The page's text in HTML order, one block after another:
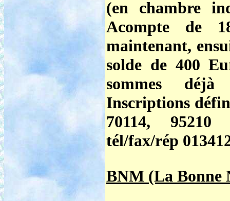
(en chambre
Acompte de
maintenant,
solde de 400
sommes
Inscriptions
70114,
tél/fax/rép
BNM (La Bonne